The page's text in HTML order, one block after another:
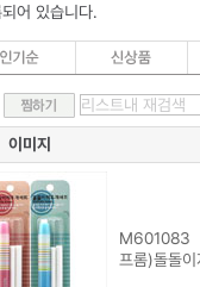
어 있습니다.
이미지
M601083
프롬)돌돌